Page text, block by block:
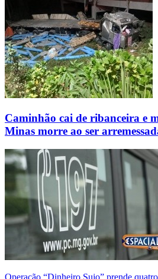
Caminhão cai de ribanceira e
Minas morre ao ser
Operação “Dinheiro Sujo” prende